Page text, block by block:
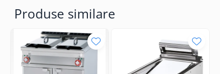
Produse similare